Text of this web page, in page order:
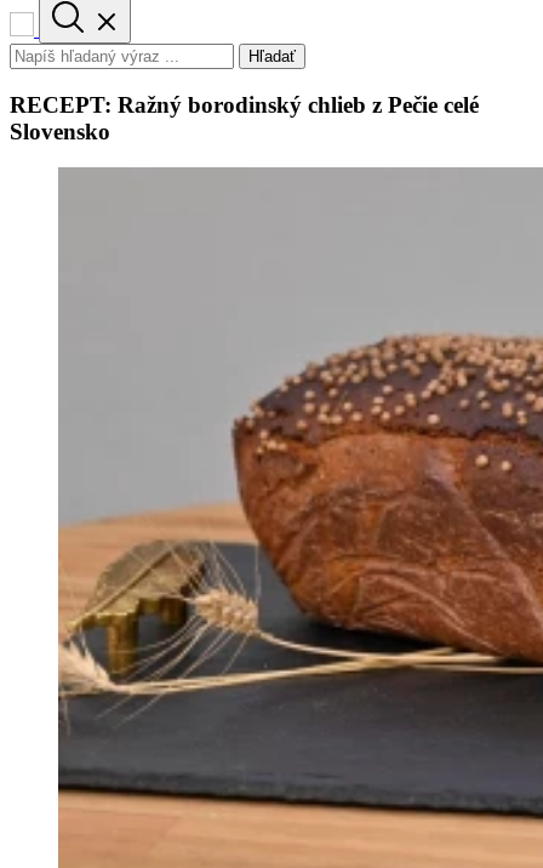
Hľadať
RECEPT: Ražný borodinský chlieb z Pečie celé
Slovensko